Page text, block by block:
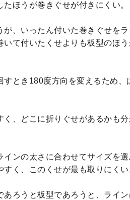
ほうが巻きぐせが付きにくい。
、いったん付いた巻きぐせを
て付いたくせよりも板型のほ
とき180度方向を変えるため、
く、どこに折りぐせがあるかも
ンの太さに合わせてサイズを
すく、このくせが最も取りにく
ろうと板型であろうと、ライ